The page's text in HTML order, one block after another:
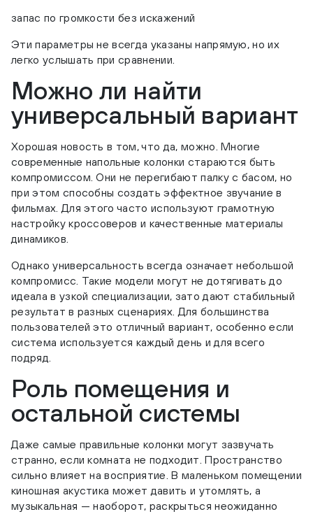
запас по громкости без искажений
Эти параметры не всегда указаны напрямую, но их
легко услышать при сравнении.
Можно ли найти
универсальный вариант
Хорошая новость в том, что да, можно. Многие
современные напольные колонки стараются быть
компромиссом. Они не перегибают палку с басом, но
при этом способны создать эффектное звучание в
фильмах. Для этого часто используют грамотную
настройку кроссоверов и качественные материалы
динамиков.
Однако универсальность всегда означает небольшой
компромисс. Такие модели могут не дотягивать до
идеала в узкой специализации, зато дают стабильный
результат в разных сценариях. Для большинства
пользователей это отличный вариант, особенно если
система используется каждый день и для всего
подряд.
Роль помещения и
остальной системы
Даже самые правильные колонки могут зазвучать
странно, если комната не подходит. Пространство
сильно влияет на восприятие. В маленьком помещении
киношная акустика может давить и утомлять, а
музыкальная — наоборот, раскрыться неожиданно